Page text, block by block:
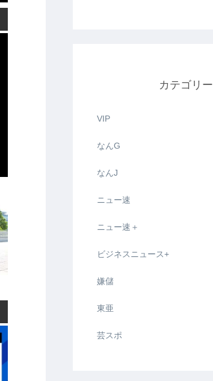
カテゴリー
VIP
なんG
なんJ
ニュー速
ニュー速＋
ビジネスニュース+
嫌儲
東亜
芸スポ